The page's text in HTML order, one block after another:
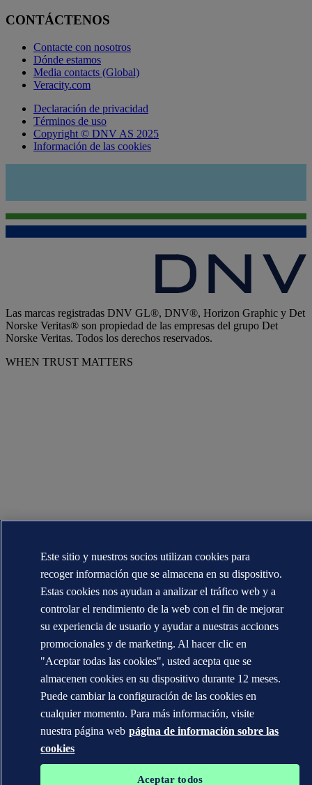
CONTÁCTENOS
Contacte con nosotros
Dónde estamos
Media contacts (Global)
Veracity.com
Declaración de privacidad
Términos de uso
Copyright © DNV AS 2025
Información de las cookies
Las marcas registradas DNV GL®, DNV®, Horizon Graphic y Det
Norske Veritas® son propiedad de las empresas del grupo Det
Norske Veritas. Todos los derechos reservados.
WHEN TRUST MATTERS
Este sitio y nuestros socios utilizan cookies para
recoger información que se almacena en su dispositivo.
Estas cookies nos ayudan a analizar el tráfico web y a
controlar el rendimiento de la web con el fin de mejorar
su experiencia de usuario y ayudar a nuestras acciones
promocionales y de marketing. Al hacer clic en
"Aceptar todas las cookies", usted acepta que se
almacenen cookies en su dispositivo durante 12 meses.
Puede cambiar la configuración de las cookies en
cualquier momento. Para más información, visite
nuestra página web página de información sobre las
cookies
Aceptar todos